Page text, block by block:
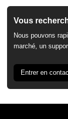
Vous
Nous pouvons
marché, un
Entrer en